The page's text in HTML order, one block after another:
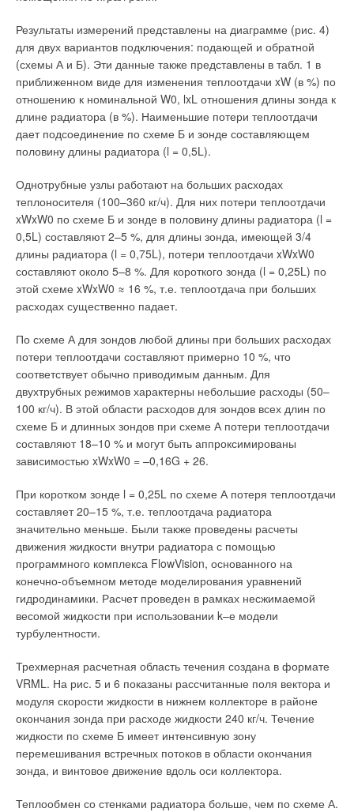
Результаты измерений представлены на диаграмме (рис. 4)
для двух вариантов подключения: подающей и обратной
(схемы А и Б). Эти данные также представлены в табл. 1 в
приближенном виде для изменения теплоотдачи xW (в %) по
отношению к номинальной W0, lxL отношения длины зонда к
длине радиатора (в %). Наименьшие потери теплоотдачи
дает подсоединение по схеме Б и зонде составляющем
половину длины радиатора (l = 0,5L).
Однотрубные узлы работают на больших расходах
теплоносителя (100–360 кг/ч). Для них потери теплоотдачи
xWxW0 по схеме Б и зонде в половину длины радиатора (l =
0,5L) составляют 2–5 %, для длины зонда, имеющей 3/4
длины радиатора (l = 0,75L), потери теплоотдачи xWxW0
составляют около 5–8 %. Для короткого зонда (l = 0,25L) по
этой схеме xWxW0 ≈ 16 %, т.е. теплоотдача при больших
расходах существенно падает.
По схеме А для зондов любой длины при больших расходах
потери теплоотдачи составляют примерно 10 %, что
соответствует обычно приводимым данным. Для
двухтрубных режимов характерны небольшие расходы (50–
100 кг/ч). В этой области расходов для зондов всех длин по
схеме Б и длинных зондов при схеме А потери теплоотдачи
составляют 18–10 % и могут быть аппроксимированы
зависимостью xWxW0 = –0,16G + 26.
При коротком зонде l = 0,25L по схеме А потеря теплоотдачи
составляет 20–15 %, т.е. теплоотдача радиатора
значительно меньше. Были также проведены расчеты
движения жидкости внутри радиатора с помощью
программного комплекса FlowVision, основанного на
конечно-объемном методе моделирования уравнений
гидродинамики. Расчет проведен в рамках несжимаемой
весомой жидкости при использовании k–е модели
турбулентности.
Трехмерная расчетная область течения создана в формате
VRML. На рис. 5 и 6 показаны рассчитанные поля вектора и
модуля скорости жидкости в нижнем коллекторе в районе
окончания зонда при расходе жидкости 240 кг/ч. Течение
жидкости по схеме Б имеет интенсивную зону
перемешивания встречных потоков в области окончания
зонда, и винтовое движение вдоль оси коллектора.
Теплообмен со стенками радиатора больше, чем по схеме А.